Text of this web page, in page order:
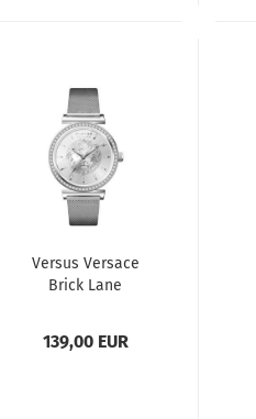
Versus Versace
Brick Lane
139,00 EUR